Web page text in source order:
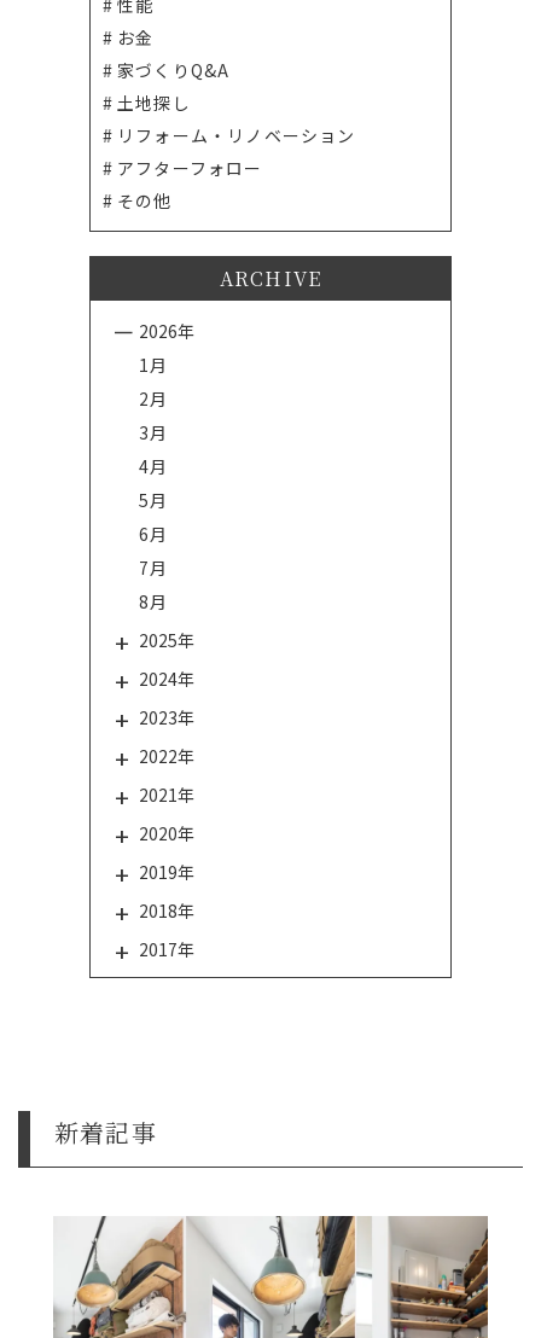
お金
家づくりQ&A
土地探し
リフォーム・リノベーション
アフターフォロー
その他
ARCHIVE
2026年
1月
2月
3月
4月
5月
6月
7月
8月
2025年
2024年
2023年
2022年
2021年
2020年
2019年
2018年
2017年
新着記事